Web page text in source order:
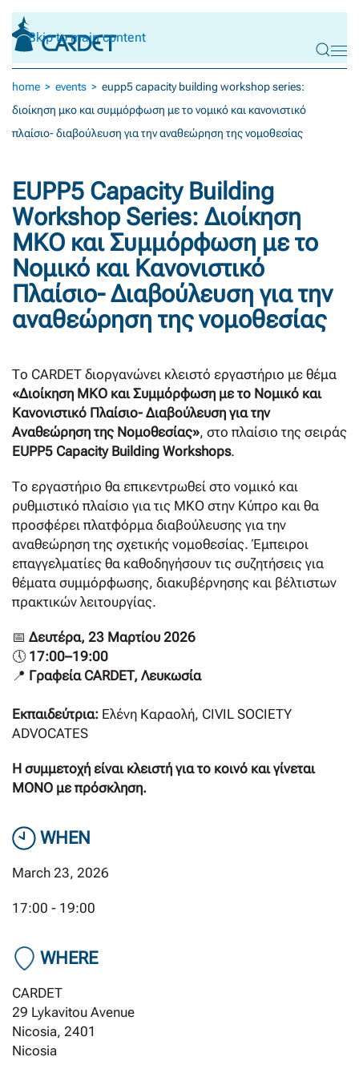
Skip to main content
home events
eupp5 capacity building workshop series:
διοίκηση μκο και συμμόρφωση με το νομικό και κανονιστικό
πλαίσιο- διαβούλευση για την αναθεώρηση της νομοθεσίας
EUPP5 Capacity Building
Workshop Series: Διοίκηση
ΜΚΟ και Συμμόρφωση με το
Νομικό και Κανονιστικό
Πλαίσιο- Διαβούλευση για την
αναθεώρηση της νομοθεσίας
Το CARDET διοργανώνει κλειστό εργαστήριο με θέμα
«Διοίκηση ΜΚΟ και Συμμόρφωση με το Νομικό και
Κανονιστικό Πλαίσιο- Διαβούλευση για την
Αναθεώρηση της Νομοθεσίας», στο πλαίσιο της σειράς
EUPP5 Capacity Building Workshops.
Το εργαστήριο θα επικεντρωθεί στο νομικό και
ρυθμιστικό πλαίσιο για τις ΜΚΟ στην Κύπρο και θα
προσφέρει πλατφόρμα διαβούλευσης για την
αναθεώρηση της σχετικής νομοθεσίας. Έμπειροι
επαγγελματίες θα καθοδηγήσουν τις συζητήσεις για
θέματα συμμόρφωσης, διακυβέρνησης και βέλτιστων
πρακτικών λειτουργίας.
📅 Δευτέρα, 23 Μαρτίου 2026
🕔 17:00–19:00
📍 Γραφεία CARDET, Λευκωσία
Εκπαιδεύτρια: Ελένη Καραολή, CIVIL SOCIETY
ADVOCATES
Η συμμετοχή είναι κλειστή για το κοινό και γίνεται
ΜΟΝΟ με πρόσκληση.
WHEN
March 23, 2026
17:00 - 19:00
WHERE
CARDET
29 Lykavitou Avenue
Nicosia, 2401
Nicosia